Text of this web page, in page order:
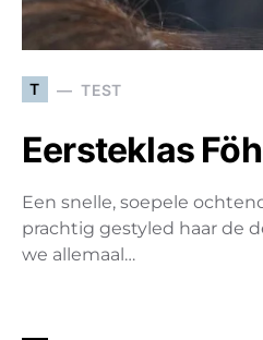
T TEST
Eersteklas
Een snelle, soepele
prachtig gestyled haar de
we allemaal…